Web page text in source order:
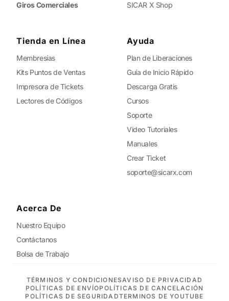
Giros Comerciales
SICAR X Shop
Tienda en Línea
Membresías
Kits Puntos de Ventas
Impresora de Tickets
Lectores de Códigos
Ayuda
Plan de Liberaciones
Guía de Inicio Rápido
Descarga Gratis
Cursos
Soporte
Video Tutoriales
Manuales
Crear Ticket
soporte@sicarx.com
Acerca De
Nuestro Equipo
Contáctanos
Bolsa de Trabajo
TÉRMINOS Y CONDICIONESAVISO DE PRIVACIDAD
POLÍTICAS DE ENVÍOPOLÍTICAS DE CANCELACIÓN
POLÍTICAS DE SEGURIDADTERMINOS DE YOUTUBE